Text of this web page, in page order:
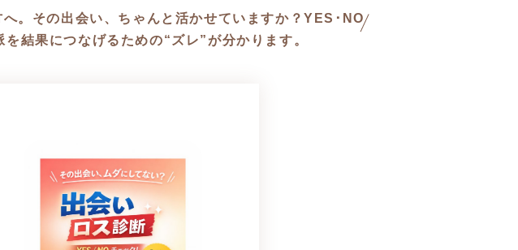
。その出会い、ちゃんと活かせていますか？YES･NO
結果につなげるための“ズレ”が分かります。